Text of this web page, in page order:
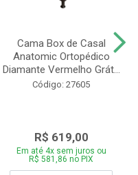
Cama Box de Casal
Anatomic Ortopédico
Diamante Vermelho Grát...
Código: 27605
R$ 619,00
Em até 4x sem juros ou
R$ 581,86 no PIX